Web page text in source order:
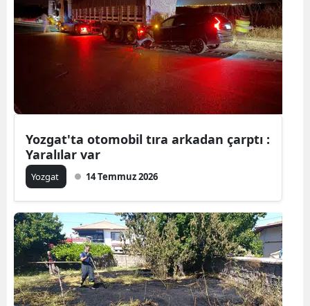
Samsun
Siirt
Sinop
Sivas
Tekirdağ
Tunceli
Şanlıurfa
Uşak
Van
Yozgat'ta otomobil tıra arkadan çarptı :
Yaralılar var
Yozgat 14 Temmuz 2026